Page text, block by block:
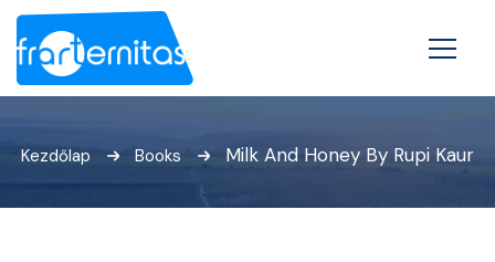
Kezdőlap Books Milk And Honey By Rupi Kaur